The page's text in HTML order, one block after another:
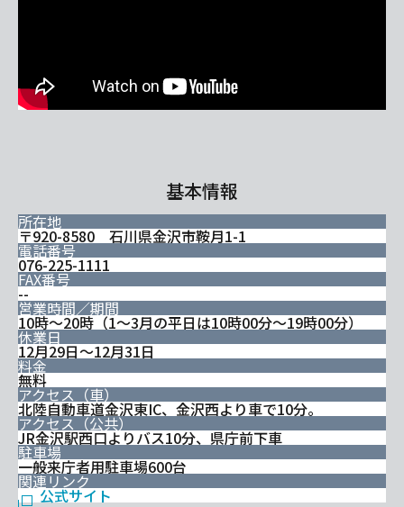
基本情報
所在地
〒920-8580 石川県金沢市鞍月1-1
電話番号
076-225-1111
FAX番号
--
営業時間／期間
10時～20時（1～3月の平日は10時00分～19時00分）
休業日
12月29日～12月31日
料金
無料
アクセス（車）
北陸自動車道金沢東IC、金沢西より車で10分。
アクセス（公共）
JR金沢駅西口よりバス10分、県庁前下車
駐車場
一般来庁者用駐車場600台
関連リンク
公式サイト